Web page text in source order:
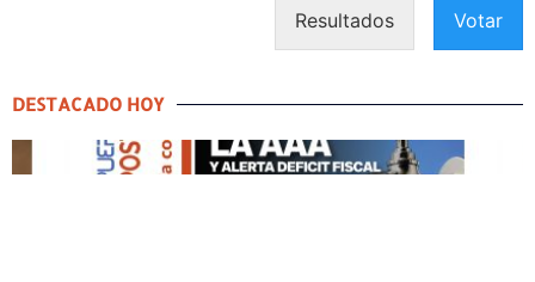
Resultados Votar
DESTACADO HOY